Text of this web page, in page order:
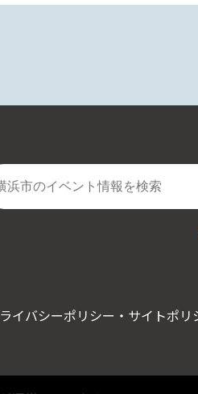
イバシーポリシー・サイトポリ